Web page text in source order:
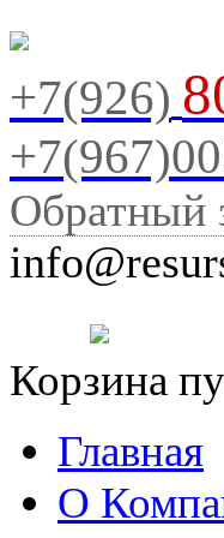
+7(926)
Обратный
Корзина
Главная
О